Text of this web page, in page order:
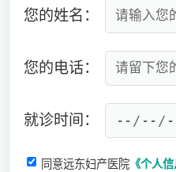
您的姓名：
您的电话：
就诊时间：
同意远东妇产医院《个人信